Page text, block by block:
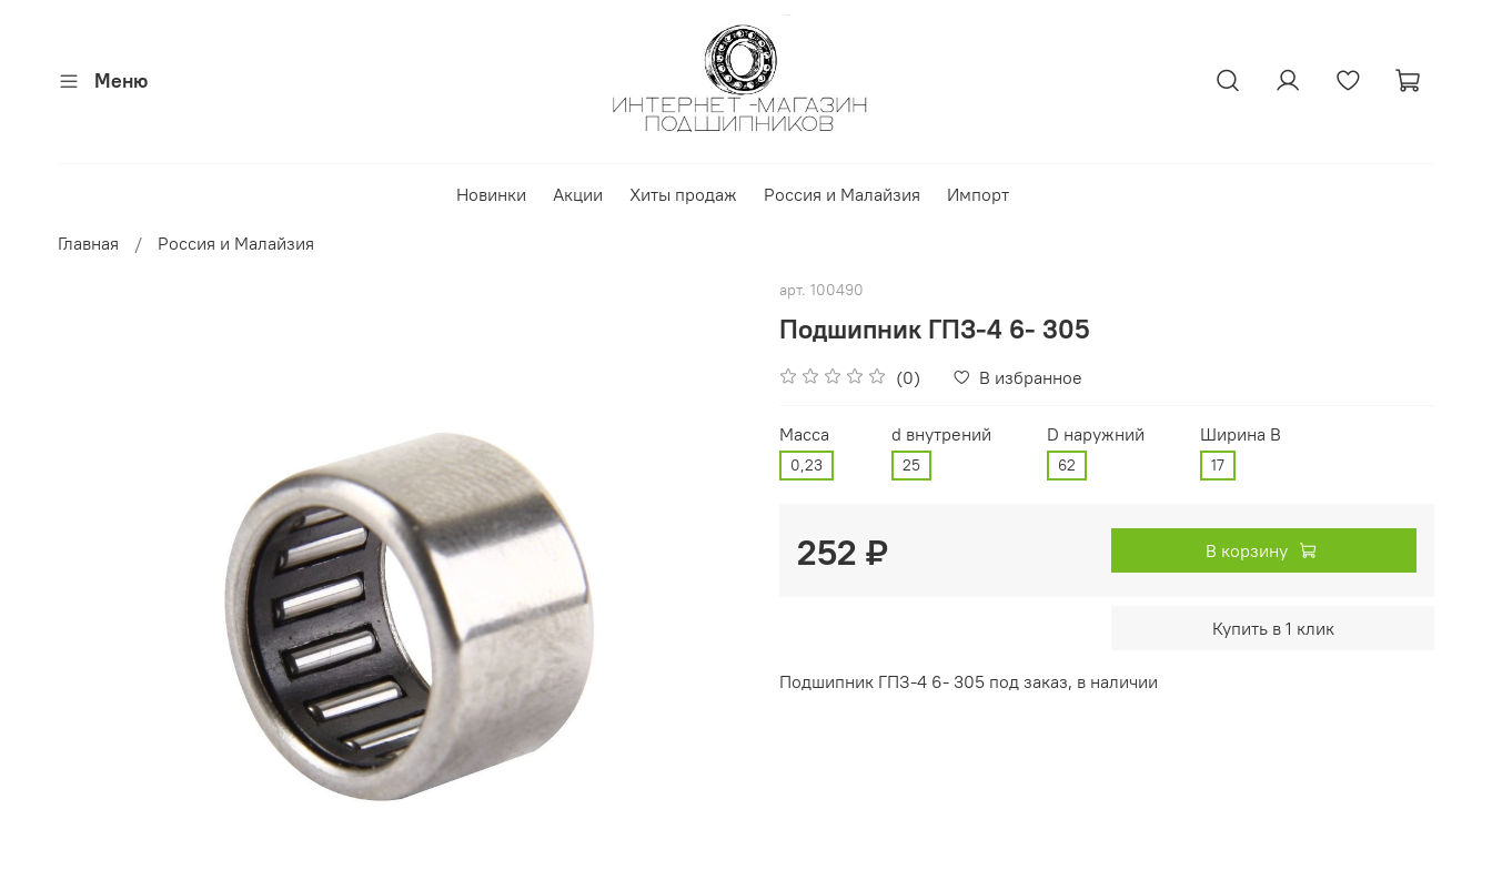
Меню
Новинки Акции Хиты продаж Россия и Малайзия Импорт
Главная Россия и Малайзия
арт. 100490
Подшипник ГПЗ-4 6- 305
(0) В избранное
Масса
0,23
d внутрений
25
D наружний
62
Ширина В
17
252 ₽ В корзину
Купить в 1 клик
Подшипник ГПЗ-4 6- 305 под заказ, в наличии